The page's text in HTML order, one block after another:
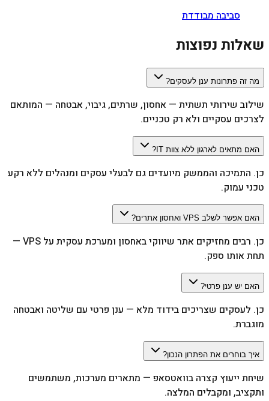
סביבה מבודדת
שאלות נפוצות
מה זה פתרונות ענן לעסקים?
שילוב שירותי תשתית — אחסון, שרתים, גיבוי, אבטחה — המותאם
לצרכים עסקיים ולא רק טכניים.
האם מתאים לארגון ללא צוות IT?
כן. התמיכה והממשק מיועדים גם לבעלי עסקים ומנהלים ללא רקע
טכני עמוק.
האם אפשר לשלב VPS ואחסון אתרים?
כן. רבים מחזיקים אתר שיווקי באחסון ומערכת עסקית על VPS —
תחת אותו ספק.
האם יש ענן פרטי?
כן. לעסקים שצריכים בידוד מלא — ענן פרטי עם שליטה ואבטחה
מוגברת.
איך בוחרים את הפתרון הנכון?
שיחת ייעוץ קצרה בוואטסאפ — מתארים מערכות, משתמשים
ותקציב, ומקבלים המלצה.